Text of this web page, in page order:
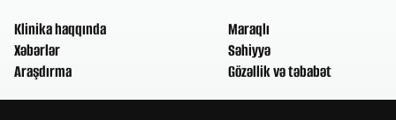
Klinika haqqında
Xəbərlər
Araşdırma
Maraqlı
Səhiyyə
Gözəllik və təbabət